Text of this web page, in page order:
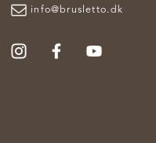
info@brusletto.dk